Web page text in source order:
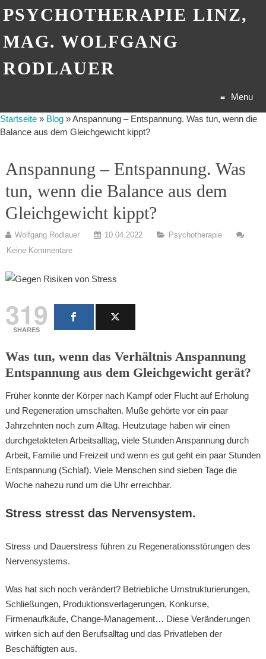
PSYCHOTHERAPIE LINZ,
MAG. WOLFGANG
RODLAUER
Menu
content
Startseite » Blog »Anspannung – Entspannung. Was tun, wenn die
Balance aus dem Gleichgewicht kippt?
Anspannung – Entspannung. Was
tun, wenn die Balance aus dem
Gleichgewicht kippt?
Wolfgang Rodlauer 10.04.2022
Psychotherapie
Keine Kommentare
319
SHARES
Was tun, wenn das Verhältnis Anspannung
Entspannung aus dem Gleichgewicht gerät?
Früher konnte der Körper nach Kampf oder Flucht auf Erholung
und Regeneration umschalten. Muße gehörte vor ein paar
Jahrzehnten noch zum Alltag. Heutzutage haben wir einen
durchgetakteten Arbeitsalltag, viele Stunden Anspannung durch
Arbeit, Familie und Freizeit und wenn es gut geht ein paar Stunden
Entspannung (Schlaf). Viele Menschen sind sieben Tage die
Woche nahezu rund um die Uhr erreichbar.
Stress stresst das Nervensystem.
Stress und Dauerstress führen zu Regenerationsstörungen des
Nervensystems.
Was hat sich noch verändert? Betriebliche Umstrukturierungen,
Schließungen, Produktionsverlagerungen, Konkurse,
Firmenaufkäufe, Change-Management… Diese Veränderungen
wirken sich auf den Berufsalltag und das Privatleben der
Beschäftigten aus.